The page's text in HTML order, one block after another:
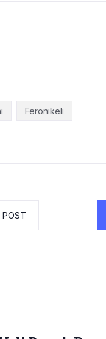
Feronikeli
POST